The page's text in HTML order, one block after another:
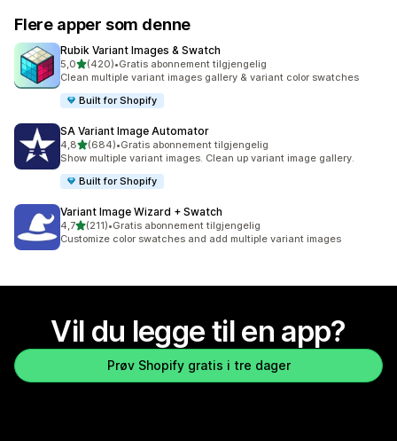
Flere apper som denne
Rubik Variant Images & Swatch
5,0av 5 stjerner
(420)
Totalt 420 omtaler
•Gratis abonnement tilgjengelig
Clean multiple variant images gallery & variant color swatches
Built for Shopify
SA Variant Image Automator
4,8av 5 stjerner
(684)
Totalt 684 omtaler
•Gratis abonnement tilgjengelig
Show multiple variant images. Clean up variant image gallery.
Built for Shopify
Variant Image Wizard + Swatch
4,7av 5 stjerner
(211)
Totalt 211 omtaler
•Gratis abonnement tilgjengelig
Customize color swatches and add multiple variant images
Vil du legge til en app?
Prøv Shopify gratis i tre dager